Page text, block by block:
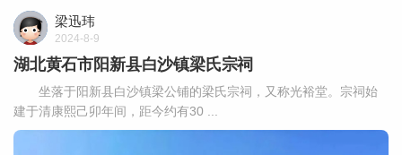
梁迅玮
2024-8-9
湖北黄石市阳新县白沙镇梁氏宗祠
坐落于阳新县白沙镇梁公铺的梁氏宗祠，又称光裕堂。宗祠始
建于清康熙己卯年间，距今约有30 ...